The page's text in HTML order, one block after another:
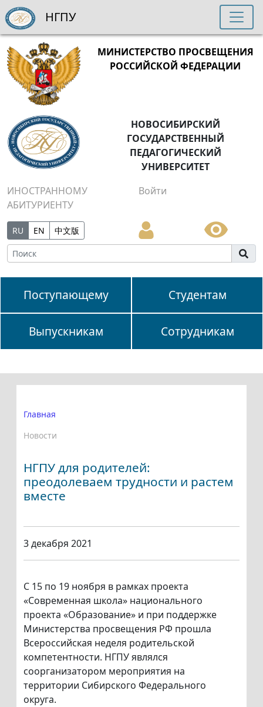
МИНИСТЕРСТВО ПРОСВЕЩЕНИЯ
РОССИЙСКОЙ ФЕДЕРАЦИИ
НОВОСИБИРСКИЙ
ГОСУДАРСТВЕННЫЙ
ПЕДАГОГИЧЕСКИЙ
УНИВЕРСИТЕТ
ИНОСТРАННОМУ
АБИТУРИЕНТУ
Войти
RU EN 中文版
Поступающему Студентам
Выпускникам Сотрудникам
НГПУ
Главная
Новости
НГПУ для родителей:
преодолеваем трудности и растем
вместе
3 декабря 2021
С 15 по 19 ноября в рамках проекта
«Современная школа» национального
проекта «Образование» и при поддержке
Министерства просвещения РФ прошла
Всероссийская неделя родительской
компетентности. НГПУ являлся
соорганизатором мероприятия на
территории Сибирского Федерального
округа.